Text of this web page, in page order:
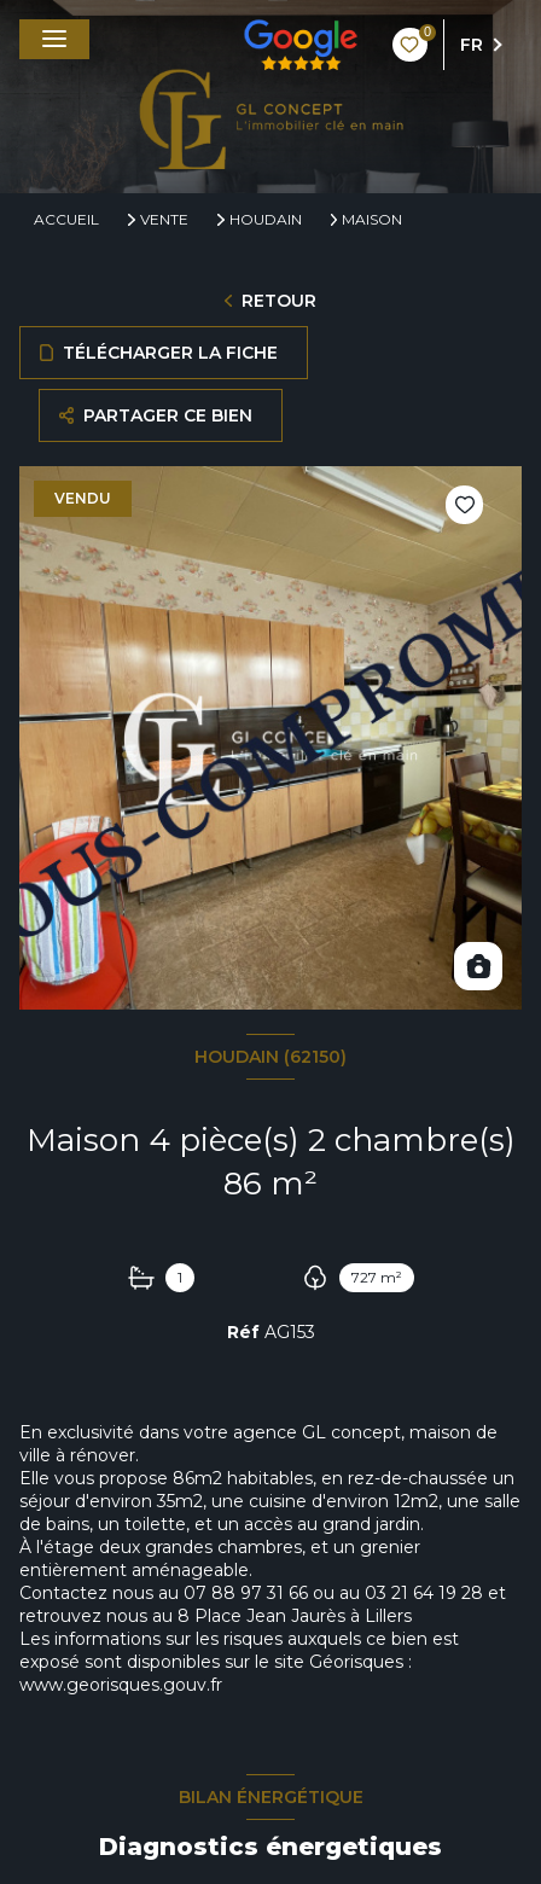
0
FR
ACCUEIL VENTE HOUDAIN MAISON
RETOUR
TÉLÉCHARGER LA FICHE
PARTAGER CE BIEN
VENDU
HOUDAIN (62150)
Maison 4 pièce(s) 2 chambre(s)
86 m²
1 727 m²
Réf AG153
En exclusivité dans votre agence GL concept, maison de
ville à rénover.
Elle vous propose 86m2 habitables, en rez-de-chaussée un
séjour d'environ 35m2, une cuisine d'environ 12m2, une salle
de bains, un toilette, et un accès au grand jardin.
À l'étage deux grandes chambres, et un grenier
entièrement aménageable.
Contactez nous au 07 88 97 31 66 ou au 03 21 64 19 28 et
retrouvez nous au 8 Place Jean Jaurès à Lillers
Les informations sur les risques auxquels ce bien est
exposé sont disponibles sur le site Géorisques :
www.georisques.gouv.fr
BILAN ÉNERGÉTIQUE
Diagnostics énergetiques